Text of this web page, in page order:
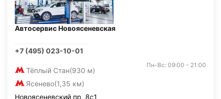
Автосервис Новоясеневская
+7 (495) 023-10-01
Тёплый Стан(930 м)
Ясенево(1,35 км)
Пн-Вс: 09:00 - 21:00
Новоясеневский пр, 8с1